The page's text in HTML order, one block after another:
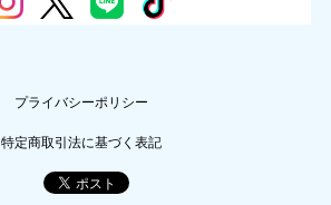
プライバシーポリシー
特定商取引法に基づく表記